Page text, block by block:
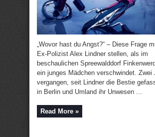
„Wovor hast du Angst?“ – Diese Frage
Ex-Polizist Alex Lindner stellen, als im
beschaulichen Spreewalddorf
ein junges Mädchen verschwindet. Zwei
vergangen, seit Lindner die Bestie
in Berlin und Umland ihr Unwesen ...
Read More »